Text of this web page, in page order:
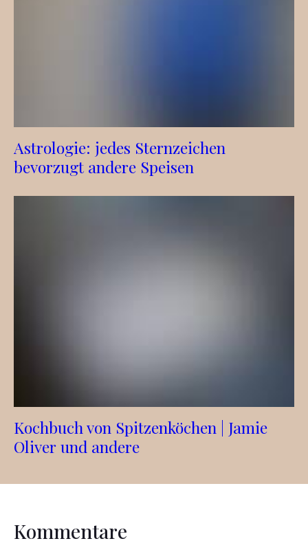
Astrologie: jedes Sternzeichen
bevorzugt andere Speisen
Kochbuch von Spitzenköchen | Jamie
Oliver und andere
Kommentare